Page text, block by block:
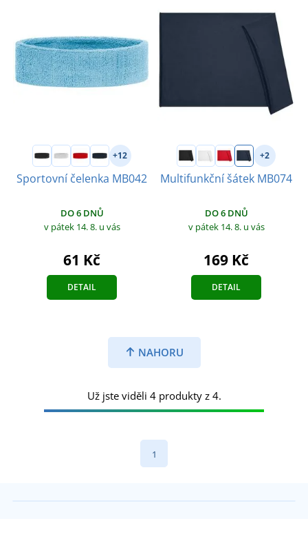
+12
Sportovní čelenka MB042
DO 6 DNŮ
v pátek 14. 8. u vás
61 Kč
DETAIL
+2
Multifunkční šátek MB074
DO 6 DNŮ
v pátek 14. 8. u vás
169 Kč
DETAIL
NAHORU
Už jste viděli 4 produkty z 4.
1